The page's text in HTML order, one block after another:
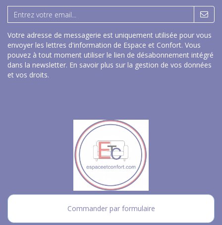
Votre adresse de messagerie est uniquement utilisée pour vous
envoyer les lettres d'information de Espace et Confort. Vous
pouvez à tout moment utiliser le lien de désabonnement intégré
dans la newsletter. En savoir plus sur la gestion de vos données
et vos droits.
Commander par formulaire